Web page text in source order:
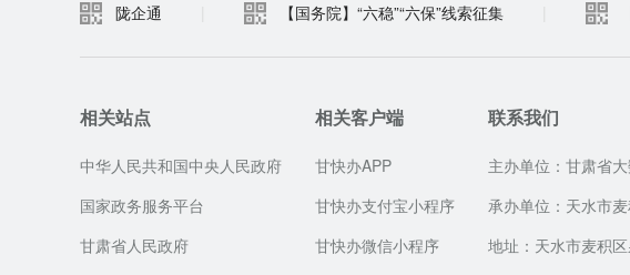
陇企通 【国务院】“六稳”“六保”线索征集
相关站点
中华人民共和国中央人民政府
国家政务服务平台
甘肃省人民政府
相关客户端
甘快办APP
甘快办支付宝小程序
甘快办微信小程序
联系我们
主办单位：甘肃省
承办单位：天水市
地址：天水市麦积